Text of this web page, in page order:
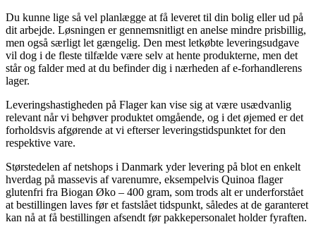
Du kunne lige så vel planlægge at få leveret til din bolig eller ud på
dit arbejde. Løsningen er gennemsnitligt en anelse mindre prisbillig,
men også særligt let gængelig. Den mest letkøbte leveringsudgave
vil dog i de fleste tilfælde være selv at hente produkterne, men det
står og falder med at du befinder dig i nærheden af e-forhandlerens
lager.
Leveringshastigheden på Flager kan vise sig at være usædvanlig
relevant når vi behøver produktet omgående, og i det øjemed er det
forholdsvis afgørende at vi efterser leveringstidspunktet for den
respektive vare.
Størstedelen af netshops i Danmark yder levering på blot en enkelt
hverdag på massevis af varenumre, eksempelvis Quinoa flager
glutenfri fra Biogan Øko – 400 gram, som trods alt er underforstået
at bestillingen laves før et fastslået tidspunkt, således at de garanteret
kan nå at få bestillingen afsendt før pakkepersonalet holder fyraften.